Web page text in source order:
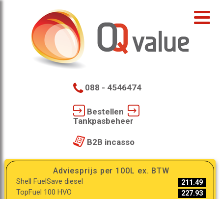
088 - 4546474
Bestellen
Tankpasbeheer
B2B incasso
Adviesprijs per 100L ex. BTW
Shell FuelSave diesel
211.49
TopFuel 100 HVO
227.93